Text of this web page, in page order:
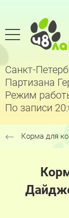
Санкт-
Партизана
Режим
По записи
Корма для